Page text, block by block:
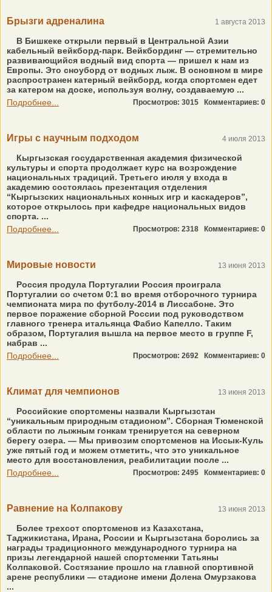
Брызги адреналина 1 августа 2013
В Бишкеке открыли первый в Центральной Азии
кабельный вейкборд-парк. Вейкбординг — стремительно
развивающийся водный вид спорта — пришел к нам из
Европы. Это сноуборд от водных лыж. В основном в мире
распространен катерный вейкборд, когда спортсмен едет
за катером на доске, используя волну, создаваемую ...
Подробнее...
Просмотров: 3015 Комментариев: 0
Игры с научным подходом 4 июля 2013
Кыргызская государственная ака­демия физической
культуры и спорта продолжает курс на возрождение
национальных традиций. Третьего июля у входа в
академию состоялась презентация отделения
“Кыргызских национальных конных игр и каскадеров”,
которое открылось при кафедре национальных видов
спорта. ...
Подробнее...
Просмотров: 2318 Комментариев: 0
Мировые новости 13 июня 2013
Россия продула Португалии Россия проиграла
Португалии со счетом 0:1 во время отборочного турнира
чемпионата мира по футболу-2014 в Лиссабоне. Это
первое поражение сборной России под руководством
главного тренера итальянца Фабио Капелло. Таким
образом, Португалия вышла на первое место в группе F,
набрав ...
Подробнее...
Просмотров: 2692 Комментариев: 0
Климат для чемпионов 13 июня 2013
Российские спортсмены назвали Кыргызстан
“уникальным природным стадионом”. Сборная Тюменской
области по лыжным гонкам тренируется на северном
берегу озера. — Мы привозим спортсменов на Иссык-Куль
уже пятый год и можем отметить, что это уникальное
место для восстановления, реабилитации после ...
Подробнее...
Просмотров: 2495 Комментариев: 0
Равнение на Колпакову 13 июня 2013
Более трехсот спортсменов из Казахстана,
Таджикистана, Ирана, России и Кыргызстана боролись за
награды традиционного международного турнира на
призы легендарной нашей спортсменки Татьяны
Колпаковой. Состязание прошло на главной спортивной
арене республики — стадионе имени Долена Омурзакова
...